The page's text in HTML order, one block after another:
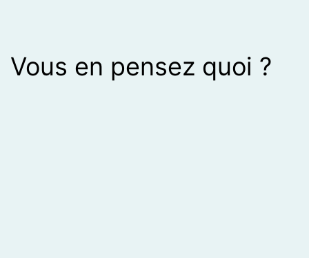
Vous en pensez quoi ?